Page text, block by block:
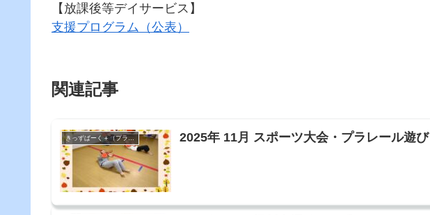
【放課後等デイサービス】
支援プログラム（公表）
関連記事
きっずぱーく＋（プラス） 2025年 11月 スポーツ大会・プラレール遊び